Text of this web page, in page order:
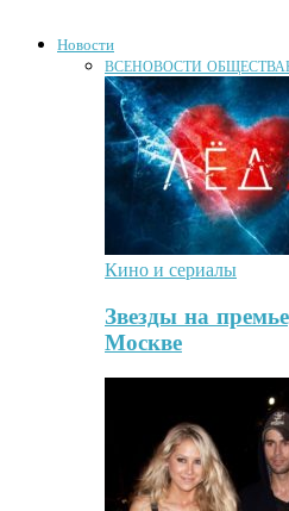
Новости
ВСЕНОВОСТИ ОБЩЕСТВА
Кино и сериалы
Звезды на
Москве